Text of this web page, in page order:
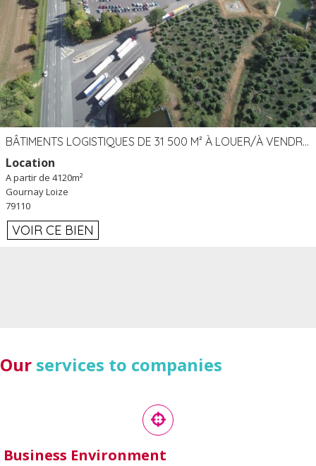
BÂTIMENTS LOGISTIQUES DE 31 500 M² À LOUER/À VENDRE SUR UN SITE DE 17 HA (79)
Location
A partir de 4120m²
Gournay Loize
79110
VOIR CE BIEN
Our services to companies
Business Environment